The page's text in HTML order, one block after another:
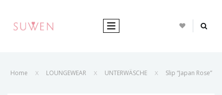
TOGGLE NAVIGATION
Home X LOUNGEWEAR X UNTERWÄSCHE X Slip “Japan Rose”